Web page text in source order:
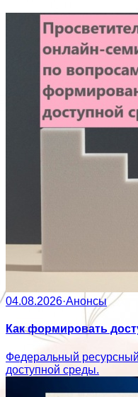
04.08.2026·Анонсы
Как формировать
Федеральный
доступной среды.